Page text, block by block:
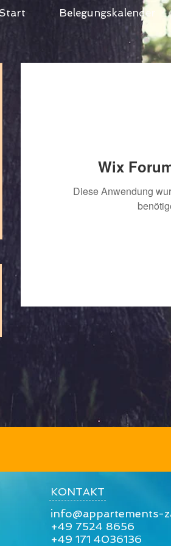
Start Belegungskalender
Wix
Diese Anwendung
KONTAKT
info@appartements-
+49 7524 8656
+49 171 4036136